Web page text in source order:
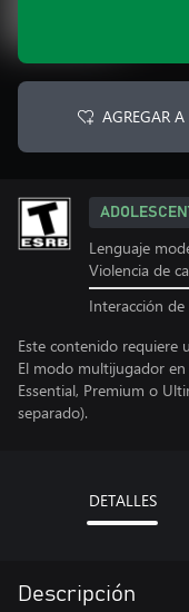
AGREGAR
Lenguaje
Violencia de
Interacción
Este contenido requiere
El modo multijugador en
Essential, Premium o
separado).
DETALLES
Descripción